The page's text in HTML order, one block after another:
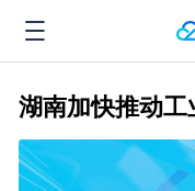
湖南加快推动